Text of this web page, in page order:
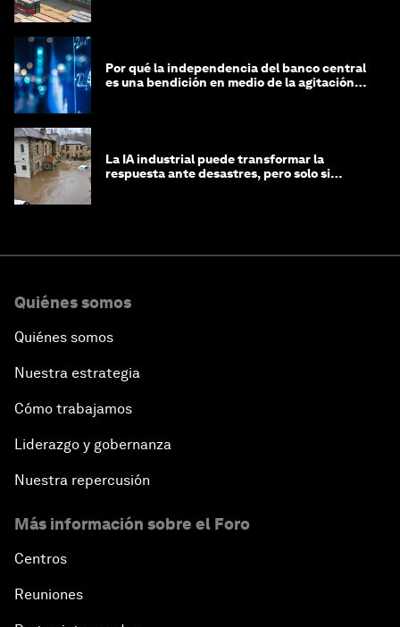
Por qué la independencia del banco central
es una bendición en medio de la agitación
La IA industrial puede transformar la
respuesta ante desastres, pero solo si
Quiénes somos
Quiénes somos
Nuestra estrategia
Cómo trabajamos
Liderazgo y gobernanza
Nuestra repercusión
Más información sobre el Foro
Centros
Reuniones